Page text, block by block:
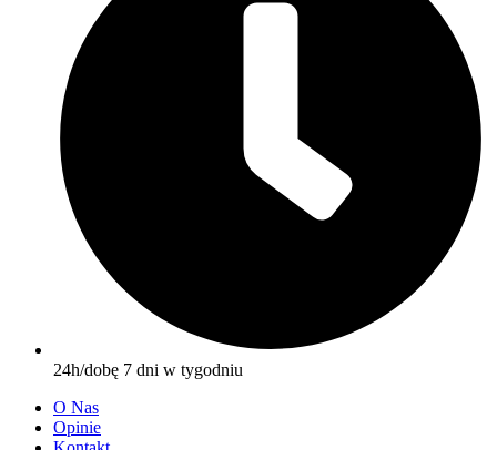
24h/dobę 7 dni w tygodniu
O Nas
Opinie